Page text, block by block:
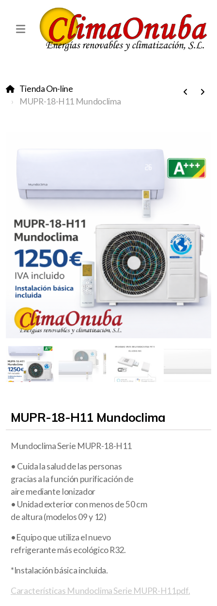
Tienda On-line
MUPR-18-H11 Mundoclima
MUPR-18-H11 Mundoclima
Mundoclima Serie MUPR-18-H11
• Cuida la salud de las personas
gracias a la función purificación de
aire mediante Ionizador
• Unidad exterior con menos de 50 cm
de altura (modelos 09 y 12)
•Equipo que utiliza el nuevo
refrigerante más ecológico R32.
*Instalación básica incluida.
Características Mundoclima Serie MUPR-H11pdf.